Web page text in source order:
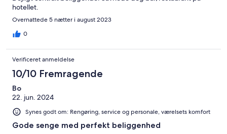
hotellet.
Overnattede 5 nætter i august 2023
0
Verificeret anmeldelse
10/10 Fremragende
Bo
22. jun. 2024
Synes godt om: Rengøring, service og personale, værelsets komfort
Gode senge med perfekt beliggenhed